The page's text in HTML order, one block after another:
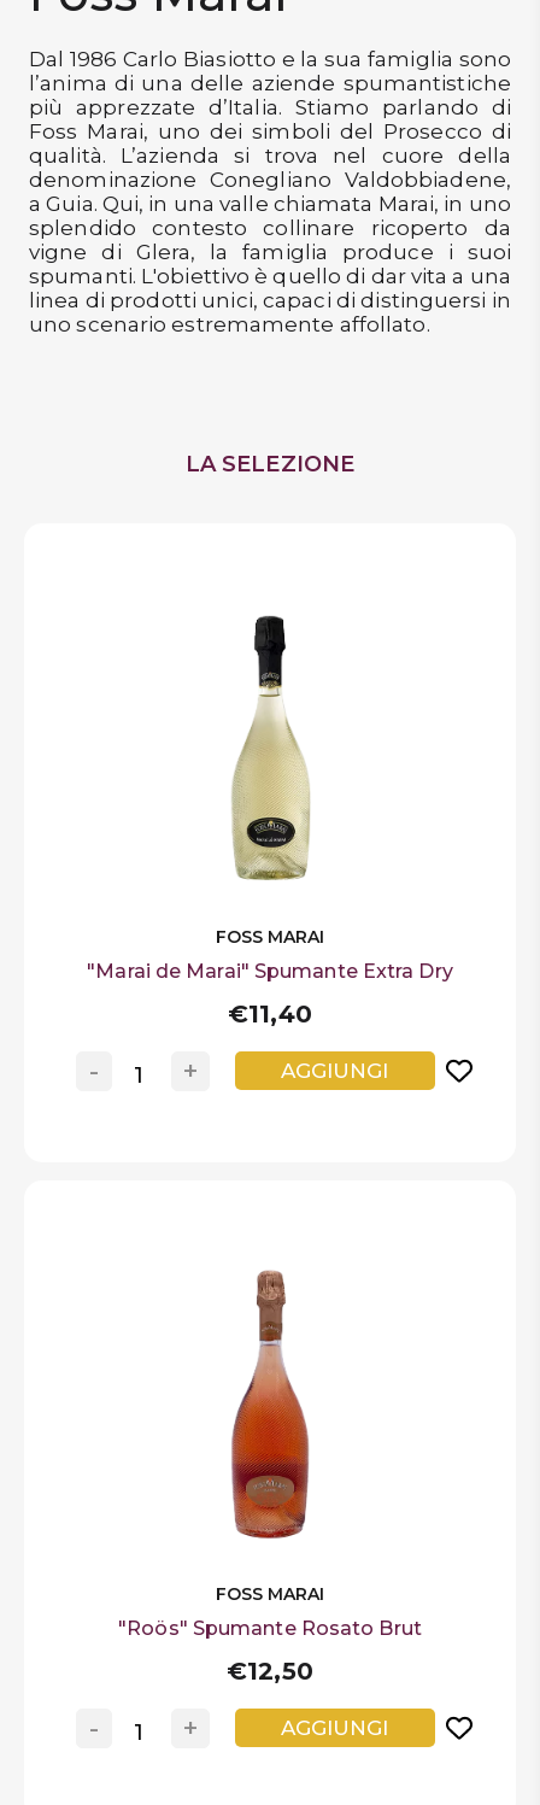
TUTTO A
-30%
Accedi
Gift
Card
Dal 1986 Carlo Biasiotto e la sua famiglia sono
l’anima di una delle aziende spumantistiche
più apprezzate d’Italia. Stiamo parlando di
Foss Marai, uno dei simboli del Prosecco di
qualità. L’azienda si trova nel cuore della
denominazione Conegliano Valdobbiadene,
a Guia. Qui, in una valle chiamata Marai, in uno
splendido contesto collinare ricoperto da
vigne di Glera, la famiglia produce i suoi
spumanti. L'obiettivo è quello di dar vita a una
linea di prodotti unici, capaci di distinguersi in
uno scenario estremamente affollato.
LA SELEZIONE
FOSS MARAI
"Marai de Marai" Spumante Extra Dry
€11,40
+
- AGGIUNGI
FOSS MARAI
"Roös" Spumante Rosato Brut
€12,50
+
- AGGIUNGI